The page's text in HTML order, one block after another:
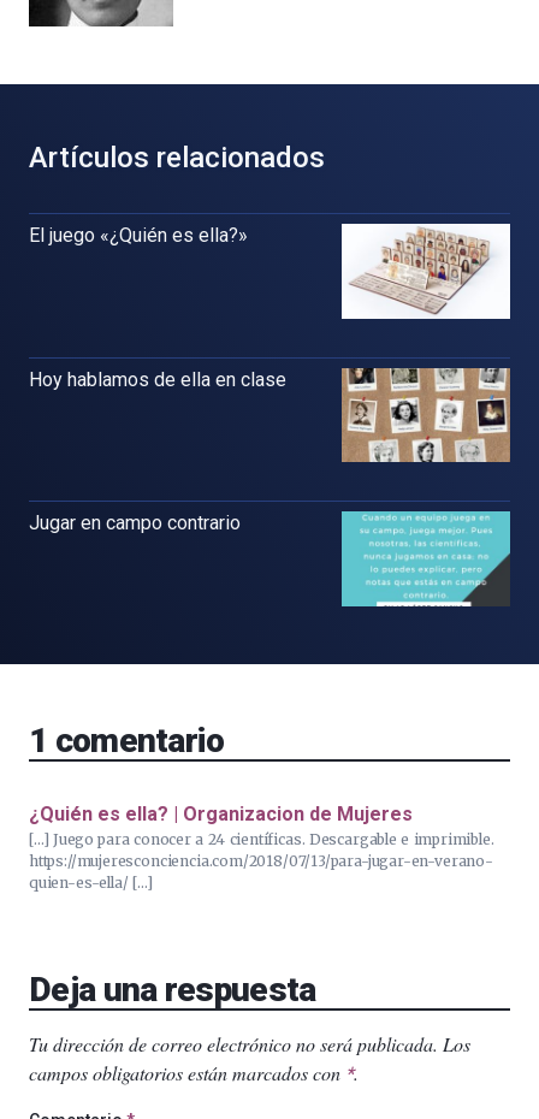
Artículos relacionados
El juego «¿Quién es ella?»
Hoy hablamos de ella en clase
Jugar en campo contrario
1 comentario
¿Quién es ella? | Organizacion de Mujeres
[…] Juego para conocer a 24 científicas. Descargable e imprimible.
https://mujeresconciencia.com/2018/07/13/para-jugar-en-verano-
quien-es-ella/ […]
Deja una respuesta
Tu dirección de correo electrónico no será publicada. Los
campos obligatorios están marcados con *.